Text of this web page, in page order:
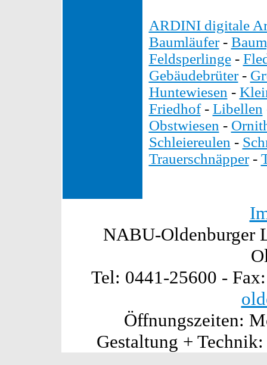
ARDINI digitale
Baumläufer-
Feldsperlinge-
Gebäudebrüter-
Huntewiesen -
Friedhof- Libellen
Obstwiesen -
Schleiereulen -
Trauerschnäpper-
NABU-Oldenburger
Tel: 0441-25600 -
Öffnungszeiten:
Gestaltung +